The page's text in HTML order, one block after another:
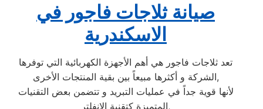
صيانة ثلاجات فاجور في
الاسكندرية
تعد ثلاجات فاجور هي أهم الأجهزة الكهربائية التي توفرها
الشركة و أكثرها مبيعاً بين بقية المنتجات الأخرى,
لأنها قوية جداً في عمليات التبريد و تتضمن بعض التقنيات
المتميزة كتقنية الانفلتر,